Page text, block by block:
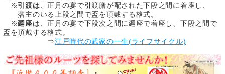
※引渡は 、正月の宴で引渡膳が配された下段之間に着座し、
藩主のいる上段之間で盃を頂戴する格式。
※廻座は、正月の宴で下段次之間に廻座で着座し、下段之間で
盃を頂戴する格式。
⇒江戸時代の武家の一生(ライフサイクル)